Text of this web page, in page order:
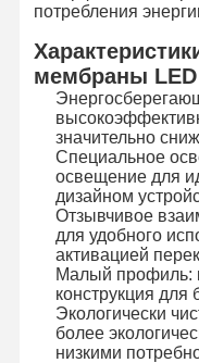
Изготовленный на
Промышленный
Гибкий
Переключатель
Переключатель
Переключатель
Переключатель
потребления
мембраны LED
значительно
Специальное
освещение для
дизайном
Отзывчивое
для удобного
активацией
Малый профиль:
конструкция для
Экологически
более
низкими